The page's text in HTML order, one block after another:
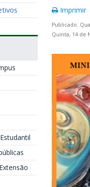
Imprimir
Publicado:
Quinta, 14 de